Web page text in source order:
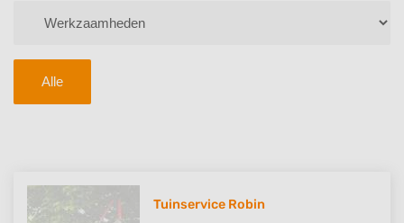
Alle
Tuinservice Robin